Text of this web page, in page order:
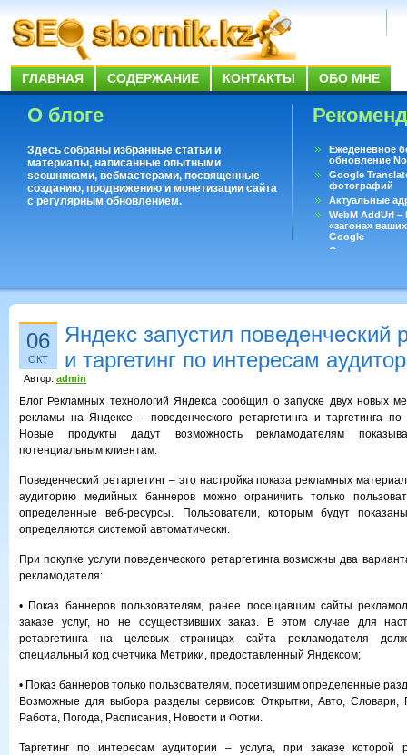
ГЛАВНАЯ СОДЕРЖАНИЕ КОНТАКТЫ ОБО МНЕ
О блоге
Здесь собраны избранные статьи и
материалы, написанные опытными
seoшниками, вебмастерами, посвященные
созданию, продвижению и монетизации сайта
с регулярным обновлением.
Ежеденевное
обновление
Google
фотографий
Актуальные
WebM AddUrl
«загона»
Google
Существует
06
ОКТ
Яндекс запустил поведенческий
и таргетинг по интересам
Автор: admin
Блог Рекламных технологий Яндекса сообщил о запуске двух новых
рекламы на Яндексе – поведенческого ретаргетинга и таргетинга
Новые продукты дадут возможность рекламодателям
потенциальным клиентам.
Поведенческий ретаргетинг – это настройка показа рекламных
аудиторию медийных баннеров можно ограничить только
определенные веб-ресурсы. Пользователи, которым будут
определяются системой автоматически.
При покупке услуги поведенческого ретаргетинга возможны два
рекламодателя:
• Показ баннеров пользователям, ранее посещавшим сайты
заказе услуг, но не осуществивших заказ. В этом случае для
ретаргетинга на целевых страницах сайта рекламодателя
специальный код счетчика Метрики, предоставленный Яндексом;
• Показ баннеров только пользователям, посетившим определенные
Возможные для выбора разделы сервисов: Открытки, Авто, Словари,
Работа, Погода, Расписания, Новости и Фотки.
Таргетинг по интересам аудитории – услуга, при заказе которой